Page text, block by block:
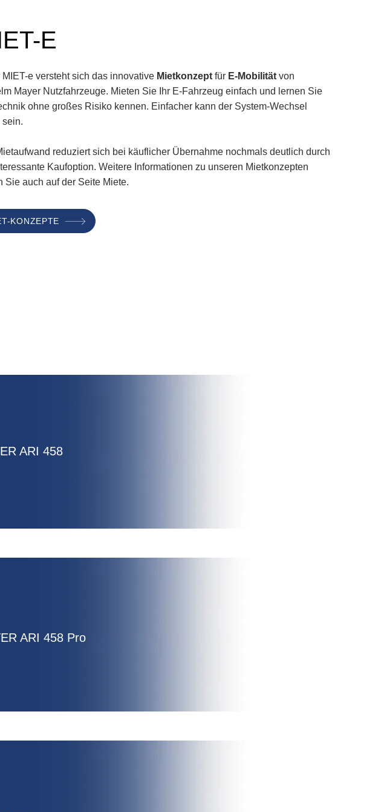
E
MIET-e versteht sich das innovative Mietkonzept für E-Mobilität von
Mayer Nutzfahrzeuge. Mieten Sie Ihr E-Fahrzeug einfach und lernen Sie
ohne großes Risiko kennen. Einfacher kann der System-Wechsel
sein.
reduziert sich bei käuflicher Übernahme nochmals deutlich durch
Kaufoption. Weitere Informationen zu unseren Mietkonzepten
Sie auch auf der Seite Miete.
KONZEPTE
ARI 458
ARI 458 Pro